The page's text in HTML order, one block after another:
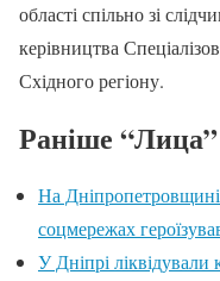
області спільно зі
керівництва
Східного регіону.
Раніше
На
соцмережах
У Дніпрі ліквідували